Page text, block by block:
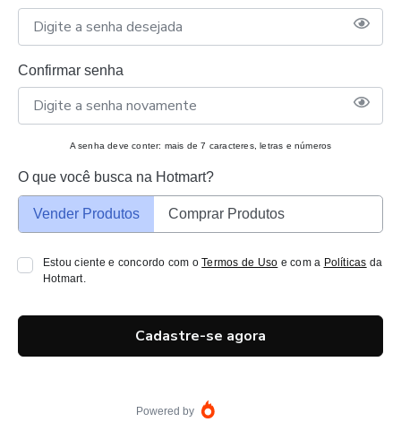
Confirmar senha
A senha deve conter: mais de 7 caracteres, letras e números
O que você busca na Hotmart?
Vender Produtos Comprar Produtos
Estou ciente e concordo com oTermos de Uso e com a Políticas da
Hotmart.
Cadastre-se agora
Powered by